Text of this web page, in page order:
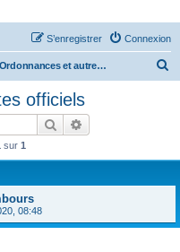
Connexion
S’enregistrer
Ordonnances et autres textes officiels
officiels
Rechercher
sur 1
08:48